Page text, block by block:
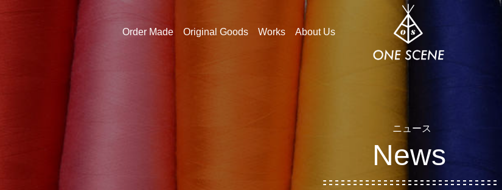
Order Made Original Goods Works About Us
ニュース
News